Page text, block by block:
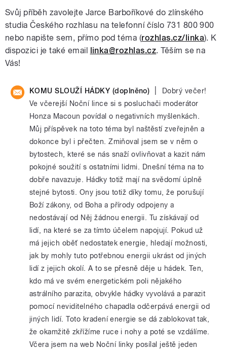
Svůj příběh zavolejte Jarce Barboříkové do zlínského
studia Českého rozhlasu na telefonní číslo 731 800 900
nebo napište sem, přímo pod téma (rozhlas.cz/linka). K
dispozici je také email linka@rozhlas.cz. Těším se na
Vás!
KOMU SLOUŽÍ HÁDKY (doplněno)
Dobrý večer!
Ve včerejší Noční lince si s posluchači moderátor
Honza Macoun povídal o negativních myšlenkách.
Můj příspěvek na toto téma byl naštěstí zveřejněn a
dokonce byl i přečten. Zmiňoval jsem se v něm o
bytostech, které se nás snaží ovlivňovat a kazit nám
pokojné soužití s ostatními lidmi. Dnešní téma na to
dobře navazuje. Hádky totiž mají na svědomí úplně
stejné bytosti. Ony jsou totiž díky tomu, že porušují
Boží zákony, od Boha a přírody odpojeny a
nedostávají od Něj žádnou energii. Tu získávají od
lidí, na které se za tímto účelem napojují. Pokud už
má jejich oběť nedostatek energie, hledají možnosti,
jak by mohly tuto potřebnou energii ukrást od jiných
lidí z jejich okolí. A to se přesně děje u hádek. Ten,
kdo má ve svém energetickém poli nějakého
astrálního parazita, obvykle hádky vyvolává a parazit
pomocí neviditelného chapadla odčerpává energii od
jiných lidí. Toto kradení energie se dá zablokovat tak,
že okamžitě zkřížíme ruce i nohy a poté se vzdálíme.
Včera jsem na web Noční linky posílal ještě jeden